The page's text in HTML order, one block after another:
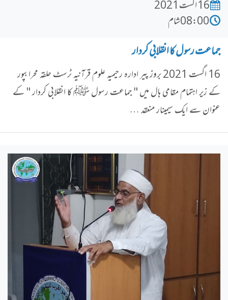
جماعت رسول کا انقلابی کردار
16 اگست 2021 بروز پیر ادارہ رحیمیہ علوم قرآنیہ ٹرسٹ حلقہ محرابپور
کے زیر اہتمام مقامی ہال میں " جماعت رسول ﷺ کا انقلابی کردار " کے
عنوان سے ایک سیمینار منعقد …